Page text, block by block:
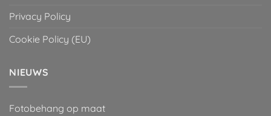
Privacy Policy
Cookie Policy (EU)
NIEUWS
Fotobehang op maat